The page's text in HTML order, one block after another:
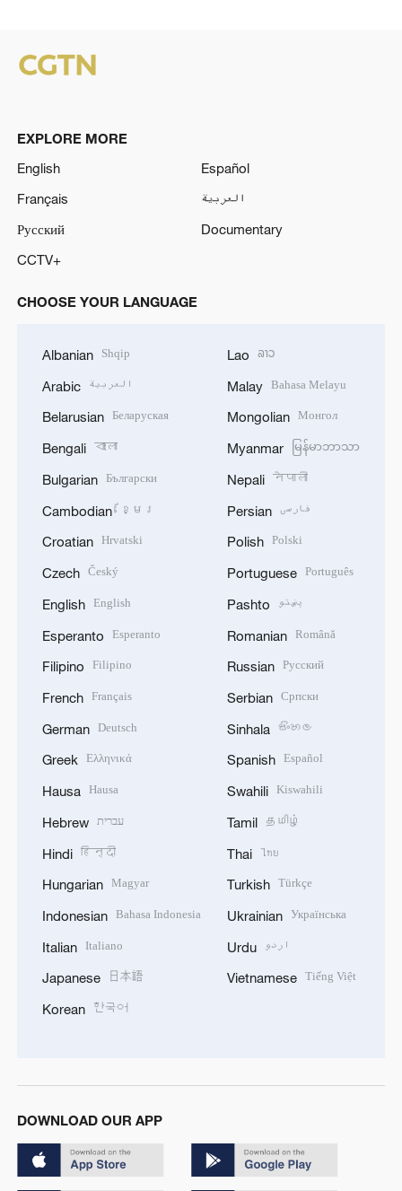
EXPLORE MORE
English
Español
Français
العربية
Русский
Documentary
CCTV+
CHOOSE YOUR LANGUAGE
Albanian Shqip
Arabic العربية
Belarusian Беларуская
Bengali বাংলা
Bulgarian Български
Cambodian ខ្មែរ
Croatian Hrvatski
Czech Český
English English
Esperanto Esperanto
Filipino Filipino
French Français
German Deutsch
Greek Ελληνικά
Hausa Hausa
Hebrew עברית
Hindi हिन्दी
Hungarian Magyar
Indonesian Bahasa Indonesia
Italian Italiano
Japanese 日本語
Korean 한국어
Lao ລາວ
Malay Bahasa Melayu
Mongolian Монгол
Myanmar မြန်မာဘာသာ
Nepali नेपाली
Persian فارسی
Polish Polski
Portuguese Português
Pashto پښتو
Romanian Română
Russian Русский
Serbian Српски
Sinhala සිංහල
Spanish Español
Swahili Kiswahili
Tamil தமிழ்
Thai ไทย
Turkish Türkçe
Ukrainian Українська
Urdu اردو
Vietnamese Tiếng Việt
DOWNLOAD OUR APP